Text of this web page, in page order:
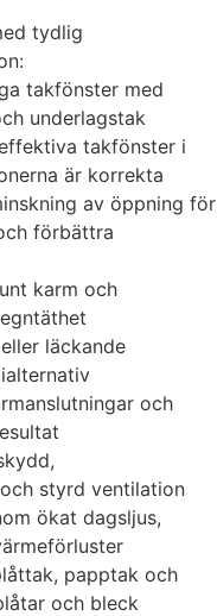
tydlig
takfönster med
underlagstak
takfönster i
är korrekta
av öppning för
förbättra
karm och
läckande
och
styrd ventilation
ökat dagsljus,
papptak och
och bleck